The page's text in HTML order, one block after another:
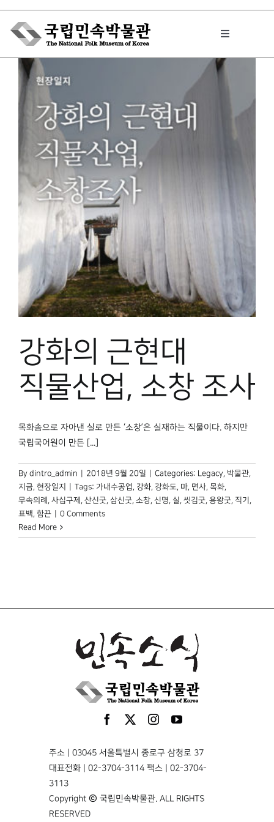
Skip
content
Toggle
박물관에서는
민속이야기
민속 인사이드
원문보기 PDF
박물관 홈페이지
강화의 근현대
직물산업, 소창 조사
목화솜으로 자아낸 실로 만든 ‘소창’은 실재하는 직물이다. 하지만
국립국어원이 만든 [...]
By dintro_admin 2018년 9월 20일 Categories: Legacy, 박물관,
지금, 현장일지 Tags: 가내수공업, 강화, 강화도, 마, 면사, 목화,
무속의례 , 사십구제 , 산신굿, 삼신굿, 소창, 신명, 실, 씻김굿, 용왕굿, 직기 ,
표백, 함끈
0 Comments
Read More
주소 | 03045 서울특별시 종로구 삼청로 37
대표전화 | 02-3704-3114 팩스 | 02-3704-
3113
Copyright © 국립민속박물관. ALL RIGHTS
RESERVED